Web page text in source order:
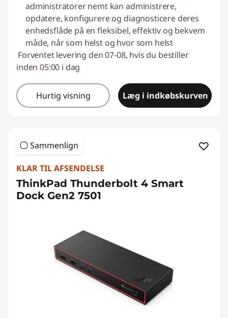
administratorer nemt kan administrere,
opdatere, konfigurere og diagnosticere deres
enhedsflåde på en fleksibel, effektiv og bekvem
måde, når som helst og hvor som helst
Forventet levering den 07-08, hvis du bestiller
inden 05:00 i dag
Hurtig visning Læg i indkøbskurven
Sammenlign
KLAR TIL AFSENDELSE
ThinkPad Thunderbolt 4 Smart
Dock Gen2 7501